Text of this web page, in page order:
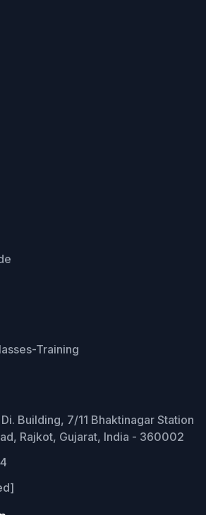
Training
Building, 7/11 Bhaktinagar Station
Rajkot, Gujarat, India - 360002